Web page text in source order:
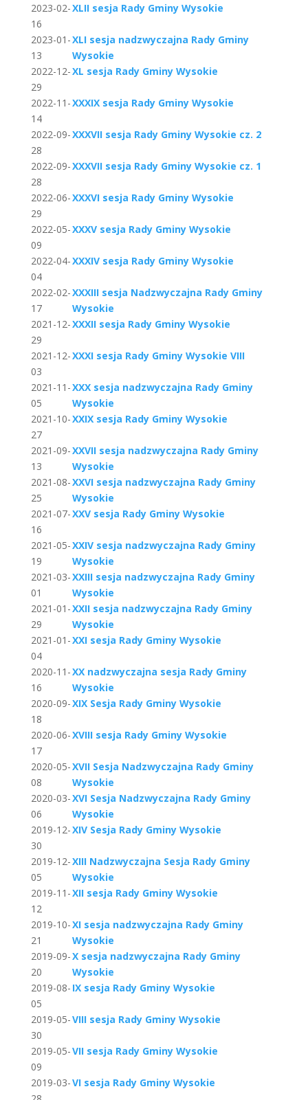
2023-02-
16
XLII sesja Rady Gminy Wysokie
2023-01-
13
XLI sesja nadzwyczajna Rady Gminy
Wysokie
2022-12-
29
XL sesja Rady Gminy Wysokie
2022-11-
14
XXXIX sesja Rady Gminy Wysokie
2022-09-
28
XXXVII sesja Rady Gminy Wysokie cz. 2
2022-09-
28
XXXVII sesja Rady Gminy Wysokie cz. 1
2022-06-
29
XXXVI sesja Rady Gminy Wysokie
2022-05-
09
XXXV sesja Rady Gminy Wysokie
2022-04-
04
XXXIV sesja Rady Gminy Wysokie
2022-02-
17
XXXIII sesja Nadzwyczajna Rady Gminy
Wysokie
2021-12-
29
XXXII sesja Rady Gminy Wysokie
2021-12-
03
XXXI sesja Rady Gminy Wysokie VIII
2021-11-
05
XXX sesja nadzwyczajna Rady Gminy
Wysokie
2021-10-
27
XXIX sesja Rady Gminy Wysokie
2021-09-
13
XXVII sesja nadzwyczajna Rady Gminy
Wysokie
2021-08-
25
XXVI sesja nadzwyczajna Rady Gminy
Wysokie
2021-07-
16
XXV sesja Rady Gminy Wysokie
2021-05-
19
XXIV sesja nadzwyczajna Rady Gminy
Wysokie
2021-03-
01
XXIII sesja nadzwyczajna Rady Gminy
Wysokie
2021-01-
29
XXII sesja nadzwyczajna Rady Gminy
Wysokie
2021-01-
04
XXI sesja Rady Gminy Wysokie
2020-11-
16
XX nadzwyczajna sesja Rady Gminy
Wysokie
2020-09-
18
XIX Sesja Rady Gminy Wysokie
2020-06-
17
XVIII sesja Rady Gminy Wysokie
2020-05-
08
XVII Sesja Nadzwyczajna Rady Gminy
Wysokie
2020-03-
06
XVI Sesja Nadzwyczajna Rady Gminy
Wysokie
2019-12-
30
XIV Sesja Rady Gminy Wysokie
2019-12-
05
XIII Nadzwyczajna Sesja Rady Gminy
Wysokie
2019-11-
12
XII sesja Rady Gminy Wysokie
2019-10-
21
XI sesja nadzwyczajna Rady Gminy
Wysokie
2019-09-
20
X sesja nadzwyczajna Rady Gminy
Wysokie
2019-08-
05
IX sesja Rady Gminy Wysokie
2019-05-
30
VIII sesja Rady Gminy Wysokie
2019-05-
09
VII sesja Rady Gminy Wysokie
2019-03-VI sesja Rady Gminy Wysokie